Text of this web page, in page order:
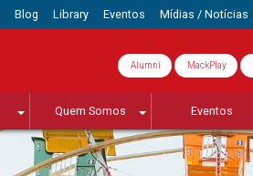
Blog Library Eventos Mídias / Notícias
Alumni MackPlay
Quem Somos Eventos